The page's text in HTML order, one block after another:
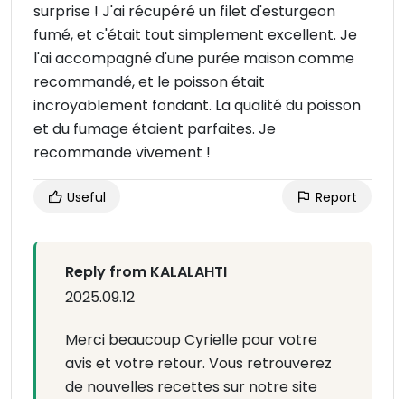
surprise ! J'ai récupéré un filet d'esturgeon
fumé, et c'était tout simplement excellent. Je
l'ai accompagné d'une purée maison comme
recommandé, et le poisson était
incroyablement fondant. La qualité du poisson
et du fumage étaient parfaites. Je
recommande vivement !
Useful Report
Reply from KALALAHTI
2025.09.12
Merci beaucoup Cyrielle pour votre
avis et votre retour. Vous retrouverez
de nouvelles recettes sur notre site